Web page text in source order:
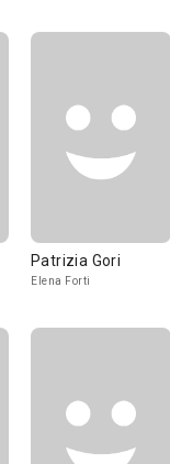
Patrizia Gori
Elena Forti